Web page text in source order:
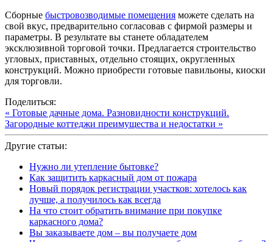
Сборные быстровозводимые помещения можете сделать на
свой вкус, предварительно согласовав с фирмой размеры и
параметры. В результате вы станете обладателем
эксклюзивной торговой точки. Предлагается строительство
угловых, приставных, отдельно стоящих, округленных
конструкций. Можно приобрести готовые павильоны, киоски
для торговли.
Поделиться:
« Готовые дачные дома. Разновидности конструкций.
Загородные коттеджи преимущества и недостатки »
Другие статьи:
Нужно ли утепление бытовке?
Как защитить каркасный дом от пожара
Новый порядок регистрации участков: хотелось как
лучше, а получилось как всегда
На что стоит обратить внимание при покупке
каркасного дома?
Вы заказываете дом – вы получаете дом